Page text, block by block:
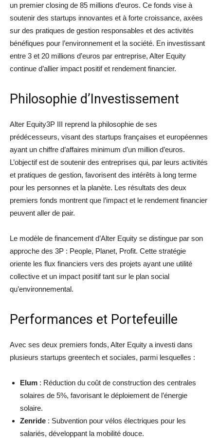
un premier closing de 85 millions d’euros. Ce fonds vise à
soutenir des startups innovantes et à forte croissance, axées
sur des pratiques de gestion responsables et des activités
bénéfiques pour l’environnement et la société. En investissant
entre 3 et 20 millions d’euros par entreprise, Alter Equity
continue d’allier impact positif et rendement financier.
Philosophie d’Investissement
Alter Equity3P III reprend la philosophie de ses
prédécesseurs, visant des startups françaises et européennes
ayant un chiffre d’affaires minimum d’un million d’euros.
L’objectif est de soutenir des entreprises qui, par leurs activités
et pratiques de gestion, favorisent des intérêts à long terme
pour les personnes et la planète. Les résultats des deux
premiers fonds montrent que l’impact et le rendement financier
peuvent aller de pair.
Le modèle de financement d’Alter Equity se distingue par son
approche des 3P : People, Planet, Profit. Cette stratégie
oriente les flux financiers vers des projets ayant une utilité
collective et un impact positif tant sur le plan social
qu’environnemental.
Performances et Portefeuille
Avec ses deux premiers fonds, Alter Equity a investi dans
plusieurs startups greentech et sociales, parmi lesquelles :
Elum : Réduction du coût de construction des centrales
solaires de 5%, favorisant le déploiement de l’énergie
solaire.
Zenride : Subvention pour vélos électriques pour les
salariés, développant la mobilité douce.